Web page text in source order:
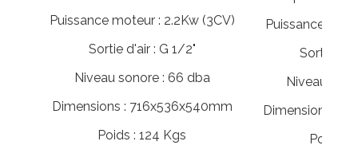
Puissance moteur : 2.2Kw (3CV)
Sortie d'air : G 1/2"
Niveau sonore : 66 dba
Dimensions : 716x536x540mm
Poids : 124 Kgs
Puissance
Sortie
Niveau
Dimensions :
Poids :